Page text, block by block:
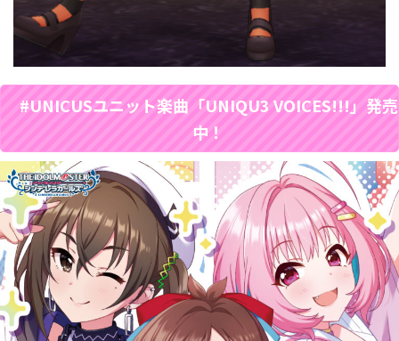
#UNICUSユニット楽曲「UNIQU3 VOICES!!!」発売
中！